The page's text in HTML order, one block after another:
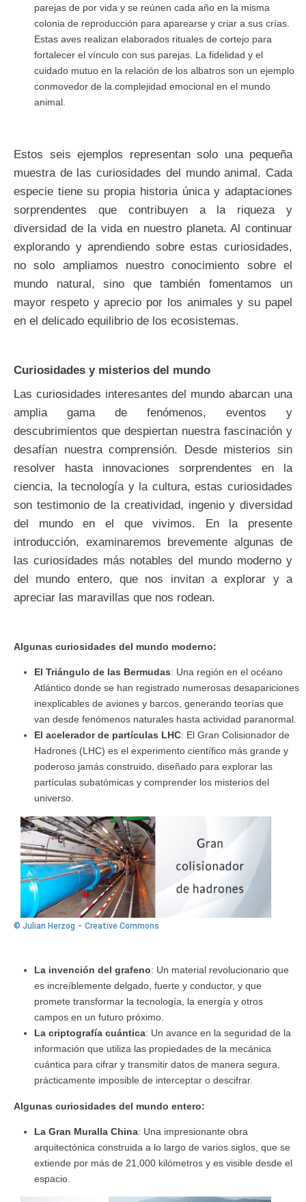
parejas de por vida y se reúnen cada año en la misma
colonia de reproducción para aparearse y criar a sus crías.
Estas aves realizan elaborados rituales de cortejo para
fortalecer el vínculo con sus parejas. La fidelidad y el
cuidado mutuo en la relación de los albatros son un ejemplo
conmovedor de la complejidad emocional en el mundo
animal.
Estos seis ejemplos representan solo una pequeña
muestra de las curiosidades del mundo animal. Cada
especie tiene su propia historia única y adaptaciones
sorprendentes que contribuyen a la riqueza y
diversidad de la vida en nuestro planeta. Al continuar
explorando y aprendiendo sobre estas curiosidades,
no solo ampliamos nuestro conocimiento sobre el
mundo natural, sino que también fomentamos un
mayor respeto y aprecio por los animales y su papel
en el delicado equilibrio de los ecosistemas.
Curiosidades y misterios del mundo
Las curiosidades interesantes del mundo abarcan una
amplia gama de fenómenos, eventos y
descubrimientos que despiertan nuestra fascinación y
desafían nuestra comprensión. Desde misterios sin
resolver hasta innovaciones sorprendentes en la
ciencia, la tecnología y la cultura, estas curiosidades
son testimonio de la creatividad, ingenio y diversidad
del mundo en el que vivimos. En la presente
introducción, examinaremos brevemente algunas de
las curiosidades más notables del mundo moderno y
del mundo entero, que nos invitan a explorar y a
apreciar las maravillas que nos rodean.
Algunas curiosidades del mundo moderno:
El Triángulo de las Bermudas: Una región en el océano
Atlántico donde se han registrado numerosas desapariciones
inexplicables de aviones y barcos, generando teorías que
van desde fenómenos naturales hasta actividad paranormal.
El acelerador de partículas LHC: El Gran Colisionador de
Hadrones (LHC) es el experimento científico más grande y
poderoso jamás construido, diseñado para explorar las
partículas subatómicas y comprender los misterios del
universo.
© Julian Herzog - Creative Commons
La invención del grafeno: Un material revolucionario que
es increíblemente delgado, fuerte y conductor, y que
promete transformar la tecnología, la energía y otros
campos en un futuro próximo.
La criptografía cuántica: Un avance en la seguridad de la
información que utiliza las propiedades de la mecánica
cuántica para cifrar y transmitir datos de manera segura,
prácticamente imposible de interceptar o descifrar.
Algunas curiosidades del mundo entero:
La Gran Muralla China: Una impresionante obra
arquitectónica construida a lo largo de varios siglos, que se
extiende por más de 21,000 kilómetros y es visible desde el
espacio.